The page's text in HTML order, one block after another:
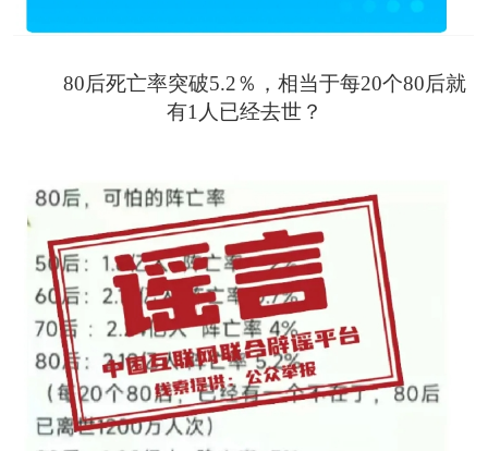
80后死亡率突破5.2％，相当于每20个80后就
有1人已经去世？